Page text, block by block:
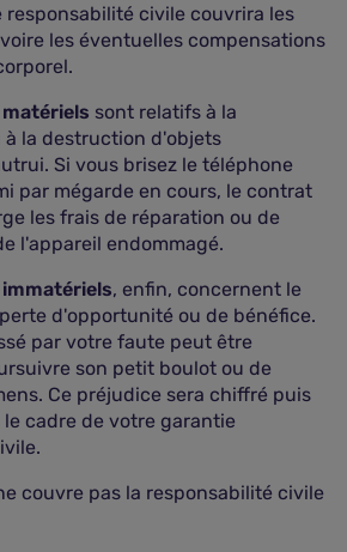
responsabilité civile couvrira les
les éventuelles compensations
sont relatifs à la
la destruction d'objets
Si vous brisez le téléphone
par mégarde en cours, le contrat
les frais de réparation ou de
l'appareil endommagé.
, enfin, concernent le
d'opportunité ou de bénéfice.
par votre faute peut être
son petit boulot ou de
Ce préjudice sera chiffré puis
cadre de votre garantie
couvre pas la responsabilité civile